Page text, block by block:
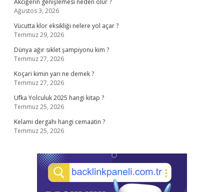
Akciğerin genişlemesi neden olur ?
Ağustos 3, 2026
Vücutta klor eksikliği nelere yol açar ?
Temmuz 29, 2026
Dünya ağır sıklet şampiyonu kim ?
Temmuz 27, 2026
Koçari kimin yarı ne demek ?
Temmuz 27, 2026
Ufka Yolculuk 2025 hangi kitap ?
Temmuz 25, 2026
Kelami dergahı hangi cemaatin ?
Temmuz 25, 2026